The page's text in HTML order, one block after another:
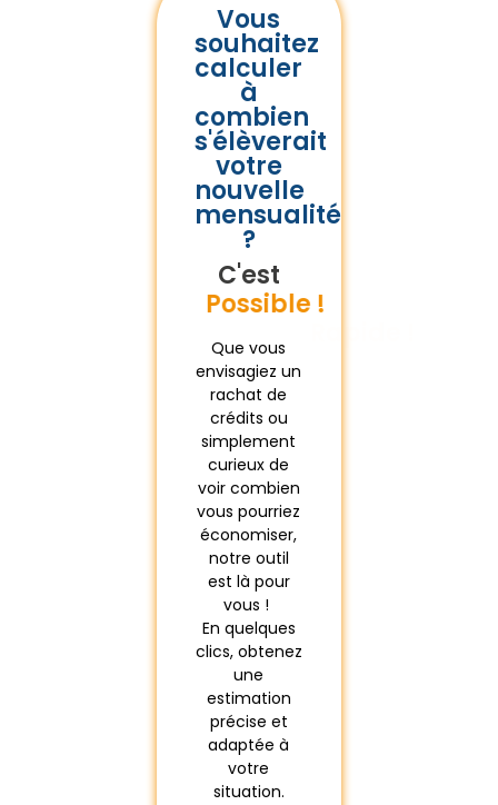
Vous
souhaitez
calculer
à
combien
s'élèverait
votre
nouvelle
mensualité
?
C'est
Possible !
Gratuit !
Que vous
envisagiez un
rachat de
crédits ou
simplement
curieux de
voir combien
vous pourriez
économiser,
notre outil
est là pour
vous !
En quelques
clics, obtenez
une
estimation
précise et
adaptée à
votre
situation.